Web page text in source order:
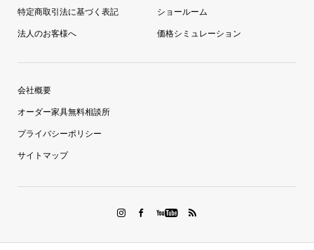
特定商取引法に基づく表記
法人のお客様へ
ショールーム
価格シミュレーション
会社概要
オーダー家具無料相談所
プライバシーポリシー
サイトマップ